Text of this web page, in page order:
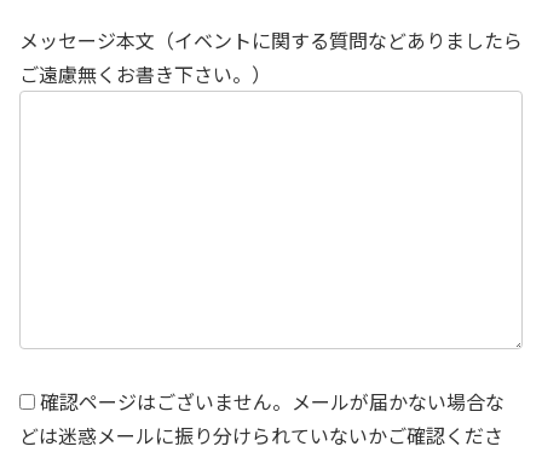
メッセージ本文（イベントに関する質問などありましたら
ご遠慮無くお書き下さい。）
確認ページはございません。メールが届かない場合な
どは迷惑メールに振り分けられていないかご確認くださ